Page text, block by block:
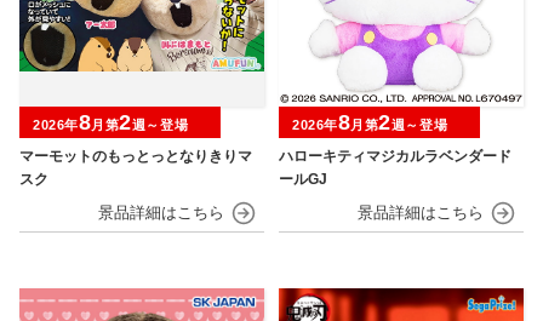
マーモットのもっとっとなりきりマ
スク
2026年8月第2週～登場
ハローキティマジカルラベンダード
ールGJ
2026年8月第2週～登場